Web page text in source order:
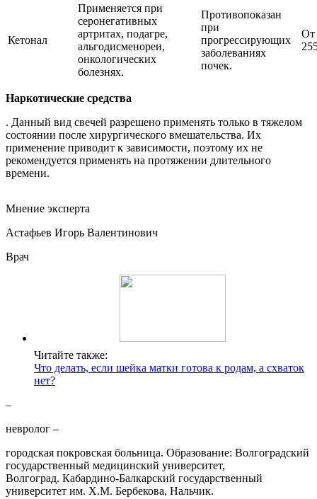
Кетонал
Применяется при
серонегативных
артритах, подагре,
альгодисменореи,
онкологических
болезнях.
Противопоказан
при
прогрессирующих
заболеваниях
почек.
От
Наркотические средства
. Данный вид свечей разрешено применять только в тяжелом
состоянии после хирургического вмешательства. Их
применение приводит к зависимости, поэтому их не
рекомендуется применять на протяжении длительного
времени.
Мнение эксперта
Астафьев Игорь Валентинович
Врач
Читайте также:
Что делать, если шейка матки готова к родам, а схваток
нет?
–
невролог –
городская покровская больница. Образование: Волгоградский
государственный медицинский университет,
Волгоград. Кабардино-Балкарский государственный
университет им. Х.М. Бербекова, Нальчик.